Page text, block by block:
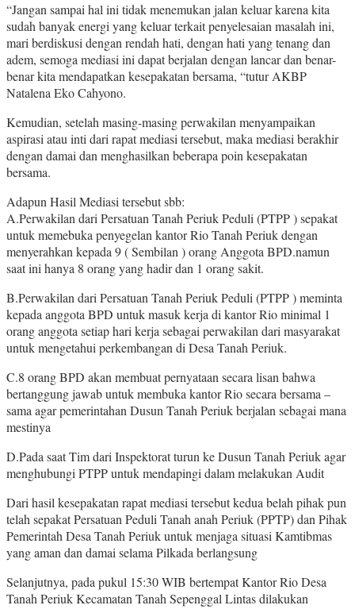
“Jangan sampai hal ini tidak menemukan jalan keluar karena kita
sudah banyak energi yang keluar terkait penyelesaian masalah ini,
mari berdiskusi dengan rendah hati, dengan hati yang tenang dan
adem, semoga mediasi ini dapat berjalan dengan lancar dan benar-
benar kita mendapatkan kesepakatan bersama, “tutur AKBP
Natalena Eko Cahyono.
Kemudian, setelah masing-masing perwakilan menyampaikan
aspirasi atau inti dari rapat mediasi tersebut, maka mediasi berakhir
dengan damai dan menghasilkan beberapa poin kesepakatan
bersama.
Adapun Hasil Mediasi tersebut sbb:
A.Perwakilan dari Persatuan Tanah Periuk Peduli (PTPP ) sepakat
untuk memebuka penyegelan kantor Rio Tanah Periuk dengan
menyerahkan kepada 9 ( Sembilan ) orang Anggota BPD.namun
saat ini hanya 8 orang yang hadir dan 1 orang sakit.
B.Perwakilan dari Persatuan Tanah Periuk Peduli (PTPP ) meminta
kepada anggota BPD untuk masuk kerja di kantor Rio minimal 1
orang anggota setiap hari kerja sebagai perwakilan dari masyarakat
untuk mengetahui perkembangan di Desa Tanah Periuk.
C.8 orang BPD akan membuat pernyataan secara lisan bahwa
bertanggung jawab untuk membuka kantor Rio secara bersama –
sama agar pemerintahan Dusun Tanah Periuk berjalan sebagai mana
mestinya
D.Pada saat Tim dari Inspektorat turun ke Dusun Tanah Periuk agar
menghubungi PTPP untuk mendapingi dalam melakukan Audit
Dari hasil kesepakatan rapat mediasi tersebut kedua belah pihak pun
telah sepakat Persatuan Peduli Tanah anah Periuk (PPTP) dan Pihak
Pemerintah Desa Tanah Periuk untuk menjaga situasi Kamtibmas
yang aman dan damai selama Pilkada berlangsung
Selanjutnya, pada pukul 15:30 WIB bertempat Kantor Rio Desa
Tanah Periuk Kecamatan Tanah Sepenggal Lintas dilakukan